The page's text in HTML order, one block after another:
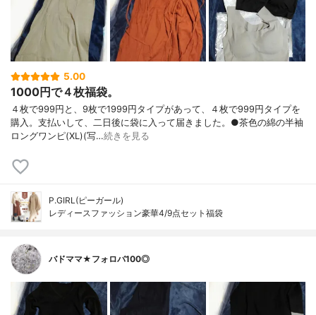
5.00
1000円で４枚福袋。
４枚で999円と、9枚で1999円タイプがあって、４枚で999円タイプを
購入。支払いして、二日後に袋に入って届きました。●茶色の綿の半袖
ロングワンピ(XL)(写…続きを見る
P.GIRL(ピーガール)
レディースファッション豪華4/9点セット福袋
バドママ★フォロバ100◎